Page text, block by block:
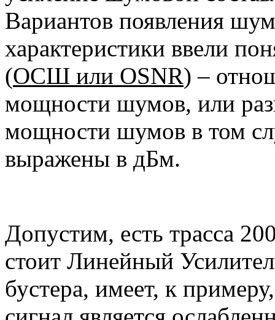
Вариантов появления
характеристики ввели
(ОСШ или OSNR) –
мощности шумов, или
мощности шумов в том
выражены в дБм.
Допустим, есть трасса
стоит Линейный
бустера, имеет, к